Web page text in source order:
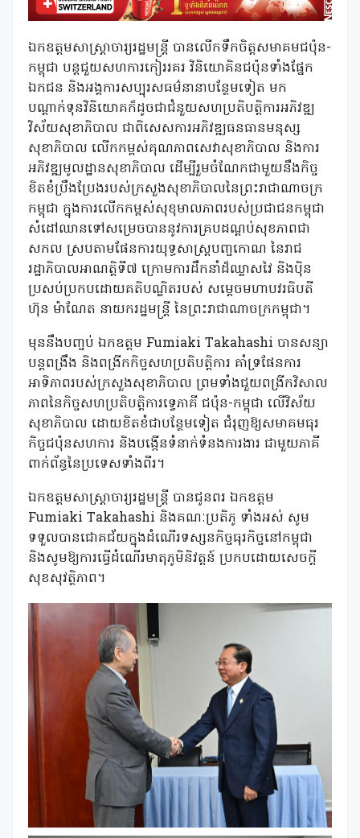
ឯកឧត្តមសាស្ត្រាចារ្យរដ្ឋមន្ត្រី បានលើកទឹកចិត្តសមាគមជប៉ុន-
កម្ពុជា បន្តជួយសហការកៀររគរ វិនិយោគិនជប៉ុនទាំងផ្នែក
ឯកជន និងអង្គការសប្បុរសធម៌នានាបន្ថែមទៀត មក
បណ្តាក់ទុនវិនិយោគក៏ដូចជាជំនួយសហប្រតិបត្តិការអភិវឌ្ឍ
វិស័យសុខាភិបាល ជាពិសេសការអភិវឌ្ឍធនធានមនុស្ស
សុខាភិបាល លើកកម្ពស់គុណភាពសេវាសុខាភិបាល និងការ
អភិវឌ្ឍមូលដ្ឋានសុខាភិបាល ដើម្បីរួមចំណែកជាមួយនឹងកិច្ច
ខិតខំប្រឹងប្រែងរបស់ក្រសួងសុខាភិបាលនៃព្រះរាជាណាចក្រ
កម្ពុជា ក្នុងការលើកកម្ពស់សុខុមាលភាពរបស់ប្រជាជនកម្ពុជា
សំដៅឈានទៅសម្រេចបាននូវការគ្របដណ្តប់សុខភាពជា
សកល ស្របតាមផែនការយុទ្ធសាស្រ្តបញ្ចកោណ នៃរាជ
រដ្ឋាភិបាលអាណត្តិទី៧ ក្រោមការដឹកនាំដ៏ឈ្លាសវៃ និងប៉ិន
ប្រសប់ប្រកបដោយគតិបណ្ឌិតរបស់ សម្តេចមហាបវរធិបតី
ហ៊ុន ម៉ាណែត នាយករដ្ឋមន្ត្រី នៃព្រះរាជាណាចក្រកម្ពុជា។
មុននឹងបញ្ចប់ ឯកឧត្តម Fumiaki Takahashi បានសន្យា
បន្តពង្រឹង និងពង្រីកកិច្ចសហប្រតិបត្តិការ គាំទ្រផែនការ
អាទិភាពរបស់ក្រសួងសុខាភិបាល ព្រមទាំងជួយពង្រីកវិសាល
ភាពនៃកិច្ចសហប្រតិបត្តិការទ្វេភាគី ជប៉ុន-កម្ពុជា លើវិស័យ
សុខាភិបាល ដោយខិតខំជាបន្ថែមទៀត ជំរុញឱ្យសមាគមធុរ
កិច្ចជប៉ុនសហការ និងបង្កើនទំនាក់ទំនងការងារ ជាមួយភាគី
ពាក់ព័ន្ធនៃប្រទេសទាំងពីរ។
ឯកឧត្តមសាស្ត្រាចារ្យរដ្ឋមន្ត្រី បានជូនពរ ឯកឧត្តម
Fumiaki Takahashi និងគណៈប្រតិភូ ទាំងអស់ សូម
ទទួលបានជោគជ័យក្នុងដំណើរទស្សនកិច្ចធុរកិច្ចនៅកម្ពុជា
និងសូមឱ្យការធ្វើដំណើរមាតុភូមិនិវត្តន៍ ប្រកបដោយសេចក្តី
សុខសុវត្ថិភាព។